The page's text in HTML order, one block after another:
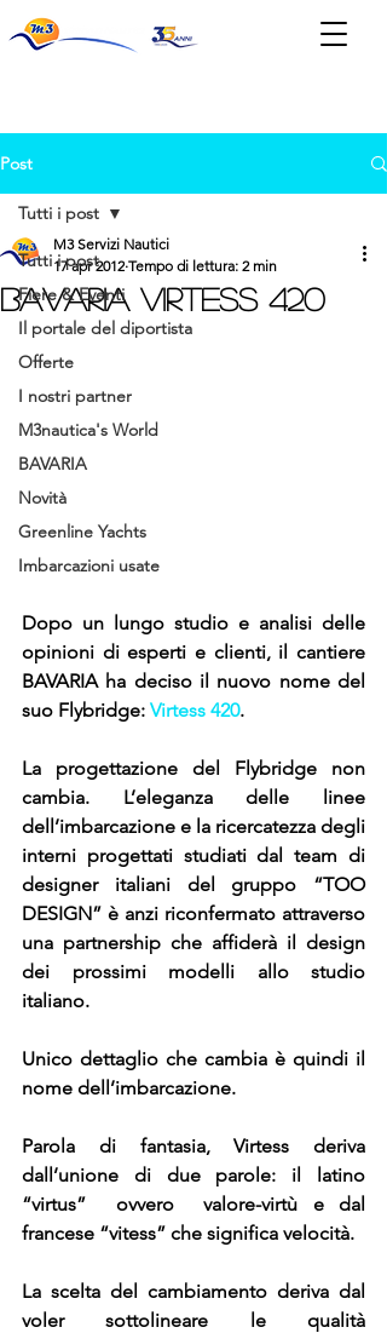
Post
Tutti i post
Fiere & Eventi
Il portale del diportista
Offerte
I nostri partner
M3nautica's World
BAVARIA
Novità
Greenline Yachts
Imbarcazioni usate
Tutti i post
BAVARIA VIRTESS 420
M3 Servizi Nautici
17 apr 2012 Tempo di lettura: 2 min
Dopo un lungo studio e analisi delle
opinioni di esperti e clienti, il cantiere
BAVARIA ha deciso il nuovo nome del
suo Flybridge: Virtess 420.
La progettazione del Flybridge non
cambia. L’eleganza delle linee
dell’imbarcazione e la ricercatezza degli
interni progettati studiati dal team di
designer italiani del gruppo “TOO
DESIGN” è anzi riconfermato attraverso
una partnership che affiderà il design
dei prossimi modelli allo studio
italiano.
Unico dettaglio che cambia è quindi il
nome dell’imbarcazione.
Parola di fantasia, Virtess deriva
dall’unione di due parole: il latino
“virtus”  ovvero  valore-virtù e dal
francese “vitess” che significa velocità.
La scelta del cambiamento deriva dal
voler sottolineare le qualità